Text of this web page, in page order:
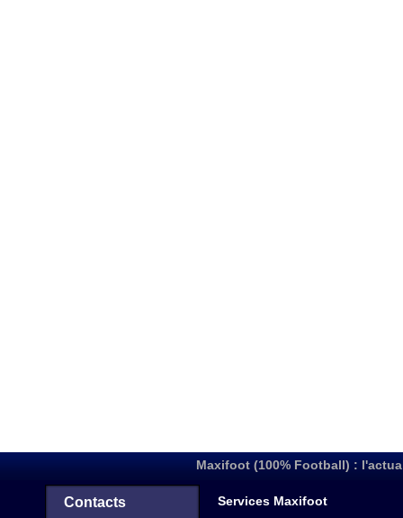
Maxifoot (100% Football) :
Contacts Services Maxifoot